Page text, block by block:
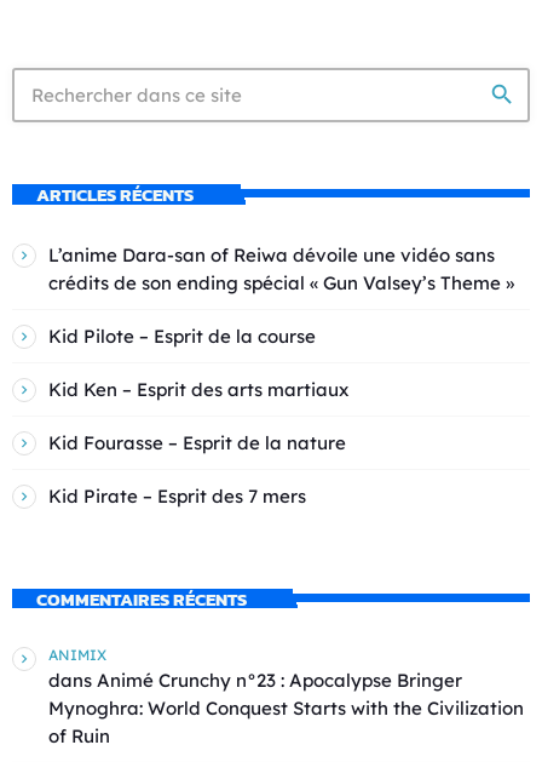
search
ARTICLES RÉCENTS
L’anime Dara-san of Reiwa dévoile une vidéo sans
crédits de son ending spécial « Gun Valsey’s Theme »
Kid Pilote – Esprit de la course
Kid Ken – Esprit des arts martiaux
Kid Fourasse – Esprit de la nature
Kid Pirate – Esprit des 7 mers
COMMENTAIRES RÉCENTS
ANIMIX
dans Animé Crunchy n°23 : Apocalypse Bringer
Mynoghra: World Conquest Starts with the Civilization
of Ruin